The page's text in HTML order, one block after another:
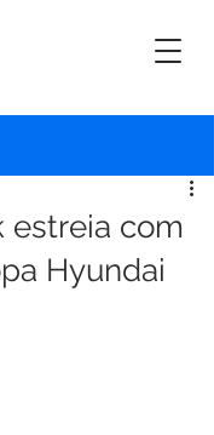
estreia com
Hyundai